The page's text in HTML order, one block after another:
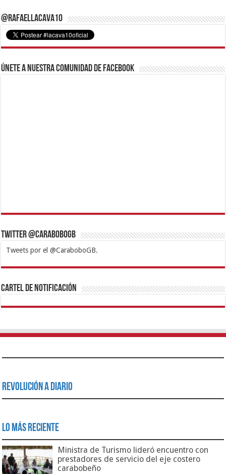
@RafaelLacava10
Únete a nuestra comunidad de Facebook
Twitter @CaraboboGB
Tweets por el @CaraboboGB.
1xbetBetturkeyBetistKralbetSupertotobetTipobetMatadorbetMariobet
https://mvbcasino.com/
Cartel de Notificación
Revolución a Diario
Lo Más Reciente
Ministra de Turismo lideró encuentro con
prestadores de servicio del eje costero
carabobeño